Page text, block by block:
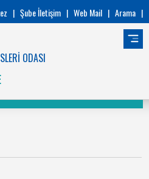
| Şube İletişim | Web Mail | Arama |
ODASI